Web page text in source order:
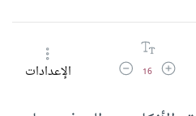
زيادة حجم الخط
16 تقليل حجم الخطالإعدادات